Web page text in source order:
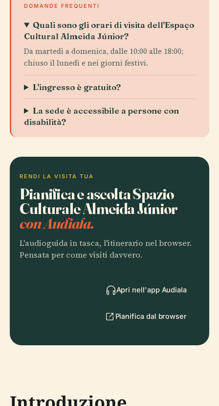
DOMANDE FREQUENTI
Quali sono gli orari di visita dell'Espaço
Cultural Almeida Júnior?
Da martedì a domenica, dalle 10:00 alle 18:00;
chiuso il lunedì e nei giorni festivi.
L'ingresso è gratuito?
La sede è accessibile a persone con
disabilità?
RENDI LA VISITA TUA
Pianifica e ascolta Spazio
Culturale Almeida Júnior
con Audiala.
L'audioguida in tasca, l'itinerario nel browser.
Pensata per come visiti davvero.
Apri nell'app Audiala
Pianifica dal browser